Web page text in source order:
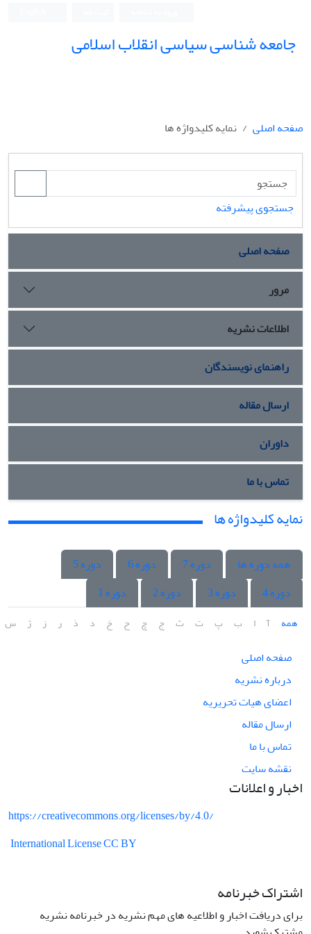
جامعه شناسی سیاسی انقلاب اسلامی
صفحه اصلی نمایه کلیدواژه ها
جستجوی پیشرفته
صفحه اصلی
مرور
اطلاعات نشریه
راهنمای نویسندگان
ارسال مقاله
داوران
تماس با ما
نمایه کلیدواژه ها
همه دوره ها دوره 7 دوره 6
دوره 5
دوره 4
دوره 3 دوره 2 دوره 1
همه آ ا ب پ ت ث ج چ ح خ د ذ ر ز ژ س
صفحه اصلی
درباره نشریه
اعضای هیات تحریریه
ارسال مقاله
تماس با ما
نقشه سایت
اخبار و اعلانات
https://creativecommons.org/licenses/by/4.0/
International License CC BY
اشتراک خبرنامه
برای دریافت اخبار و اطلاعیه های مهم نشریه در خبرنامه نشریه